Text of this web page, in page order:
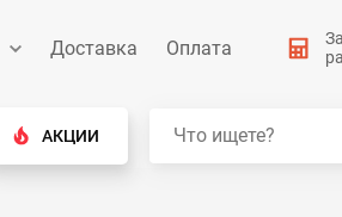
Доставка Оплата
АКЦИИ